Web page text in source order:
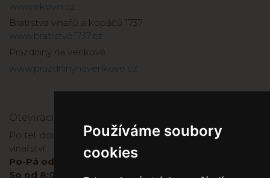
Používáme soubory
cookies
www.ekovin.cz
Bratrstva vinařů a kopáčů 1737
www.bratrstvo1737.cz
Prázdniny na venkově
www.prazdninynavenkove.cz
Otevírací doba
Po tel. domluvě je možné zakoupit víno přímo ve
vinařství:
Po-Pá od 8:00 do 17:00
So od 8:00-11:00